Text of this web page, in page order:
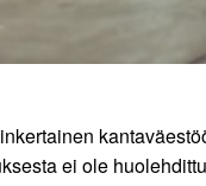
ei ole